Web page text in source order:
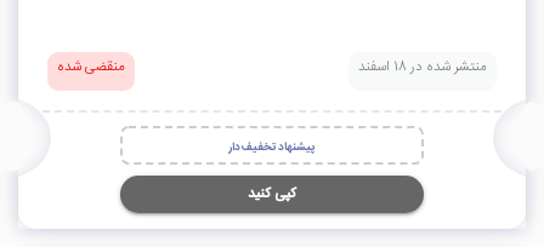
منتشر شده در 18 اسفند منقضی شده
پیشنهاد تخفیف‌دار
کپی کنید